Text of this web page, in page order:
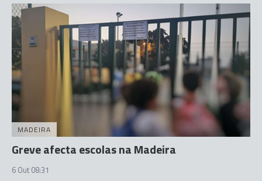
MADEIRA
Greve afecta escolas na Madeira
6 Out 08:31